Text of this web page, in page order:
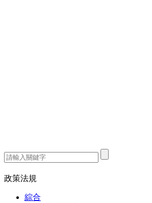
政策法規
綜合